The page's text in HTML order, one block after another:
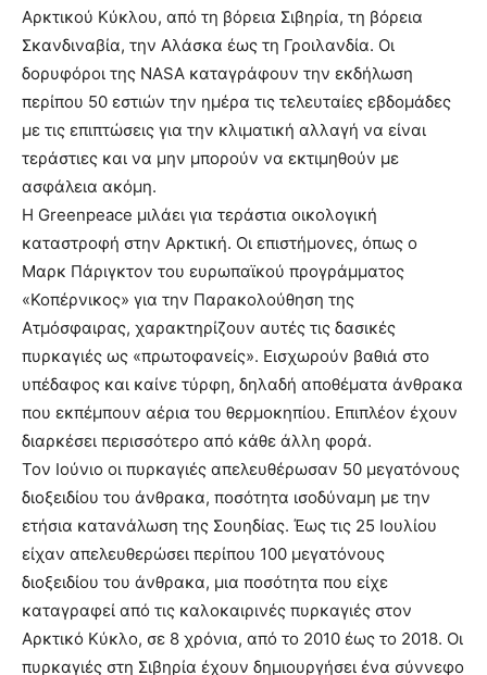
Αρκτικού Κύκλου, από τη βόρεια Σιβηρία, τη βόρεια
Σκανδιναβία, την Αλάσκα έως τη Γροιλανδία. Οι
δορυφόροι της NASA καταγράφουν την εκδήλωση
περίπου 50 εστιών την ημέρα τις τελευταίες εβδομάδες
με τις επιπτώσεις για την κλιματική αλλαγή να είναι
τεράστιες και να μην μπορούν να εκτιμηθούν με
ασφάλεια ακόμη.
Η Greenpeace μιλάει για τεράστια οικολογική
καταστροφή στην Αρκτική. Οι επιστήμονες, όπως ο
Μαρκ Πάριγκτον του ευρωπαϊκού προγράμματος
«Κοπέρνικος» για την Παρακολούθηση της
Ατμόσφαιρας, χαρακτηρίζουν αυτές τις δασικές
πυρκαγιές ως «πρωτοφανείς». Εισχωρούν βαθιά στο
υπέδαφος και καίνε τύρφη, δηλαδή αποθέματα άνθρακα
που εκπέμπουν αέρια του θερμοκηπίου. Επιπλέον έχουν
διαρκέσει περισσότερο από κάθε άλλη φορά.
Τον Ιούνιο οι πυρκαγιές απελευθέρωσαν 50 μεγατόνους
διοξειδίου του άνθρακα, ποσότητα ισοδύναμη με την
ετήσια κατανάλωση της Σουηδίας. Έως τις 25 Ιουλίου
είχαν απελευθερώσει περίπου 100 μεγατόνους
διοξειδίου του άνθρακα, μια ποσότητα που είχε
καταγραφεί από τις καλοκαιρινές πυρκαγιές στον
Αρκτικό Κύκλο, σε 8 χρόνια, από το 2010 έως το 2018. Οι
πυρκαγιές στη Σιβηρία έχουν δημιουργήσει ένα σύννεφο